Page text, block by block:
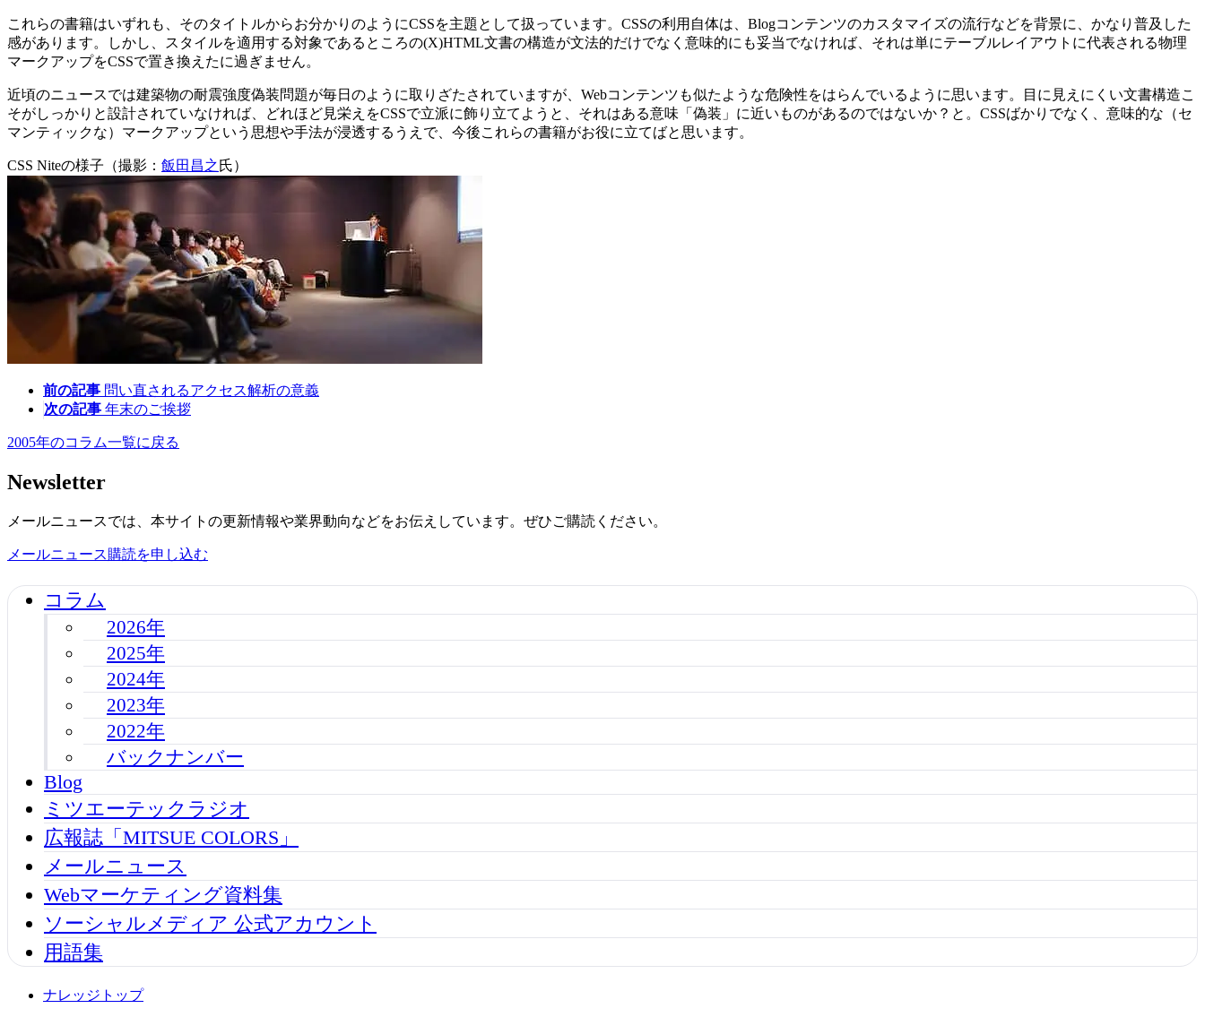
これらの書籍はいずれも、そのタイトルからお分かりのようにCSSを主題として扱っています。CSSの利用自体は、Blogコンテンツのカスタマイズの流行などを背景に、かなり普及した
感があります。しかし、スタイルを適用する対象であるところの(X)HTML文書の構造が文法的だけでなく意味的にも妥当でなければ、それは単にテーブルレイアウトに代表される物理
マークアップをCSSで置き換えたに過ぎません。
近頃のニュースでは建築物の耐震強度偽装問題が毎日のように取りざたされていますが、Webコンテンツも似たような危険性をはらんでいるように思います。目に見えにくい文書構造こ
そがしっかりと設計されていなければ、どれほど見栄えをCSSで立派に飾り立てようと、それはある意味「偽装」に近いものがあるのではないか？と。CSSばかりでなく、意味的な（セ
マンティックな）マークアップという思想や手法が浸透するうえで、今後これらの書籍がお役に立てばと思います。
CSS Niteの様子（撮影： 飯田昌之 氏）
前の記事 問い直されるアクセス解析の意義
次の記事 年末のご挨拶
2005年のコラム一覧に戻る
Newsletter
メールニュースでは、本サイトの更新情報や業界動向などをお伝えしています。ぜひご購読ください。
メールニュース購読を申し込む
コラム
2026年
2025年
2024年
2023年
2022年
バックナンバー
Blog
ミツエーテックラジオ
広報誌「MITSUE COLORS」
メールニュース
Webマーケティング資料集
ソーシャルメディア 公式アカウント
用語集
ナレッジトップ